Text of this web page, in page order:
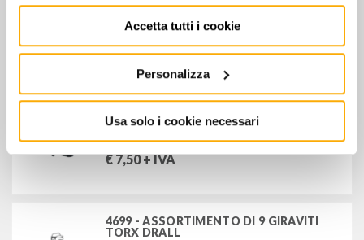
Accetta tutti i cookie
Personalizza
Usa solo i cookie necessari
4724-Mis.1 - GIRAVITE A LAMA PER
CARBURATORI
7,50+ IVA
4724-Mis.2 - GIRAVITE A LAMA PER
CARBURATORI
€7,50+ IVA
4699 - ASSORTIMENTO DI 9 GIRAVITI
TORX DRALL